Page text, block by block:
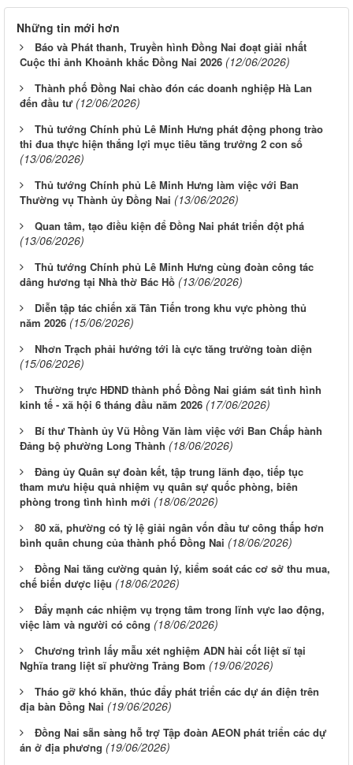
Những tin mới hơn
Báo và Phát thanh, Truyền hình Đồng Nai đoạt giải nhất
Cuộc thi ảnh Khoảnh khắc Đồng Nai 2026 (12/06/2026)
Thành phố Đồng Nai chào đón các doanh nghiệp Hà Lan
đến đầu tư (12/06/2026)
Thủ tướng Chính phủ Lê Minh Hưng phát động phong trào
thi đua thực hiện thắng lợi mục tiêu tăng trưởng 2 con số
(13/06/2026)
Thủ tướng Chính phủ Lê Minh Hưng làm việc với Ban
Thường vụ Thành ủy Đồng Nai (13/06/2026)
Quan tâm, tạo điều kiện để Đồng Nai phát triển đột phá
(13/06/2026)
Thủ tướng Chính phủ Lê Minh Hưng cùng đoàn công tác
dâng hương tại Nhà thờ Bác Hồ (13/06/2026)
Diễn tập tác chiến xã Tân Tiến trong khu vực phòng thủ
năm 2026 (15/06/2026)
Nhơn Trạch phải hướng tới là cực tăng trưởng toàn diện
(15/06/2026)
Thường trực HĐND thành phố Đồng Nai giám sát tình hình
kinh tế - xã hội 6 tháng đầu năm 2026 (17/06/2026)
Bí thư Thành ủy Vũ Hồng Văn làm việc với Ban Chấp hành
Đảng bộ phường Long Thành (18/06/2026)
Đảng ủy Quân sự đoàn kết, tập trung lãnh đạo, tiếp tục
tham mưu hiệu quả nhiệm vụ quân sự quốc phòng, biên
phòng trong tình hình mới (18/06/2026)
80 xã, phường có tỷ lệ giải ngân vốn đầu tư công thấp hơn
bình quân chung của thành phố Đồng Nai (18/06/2026)
Đồng Nai tăng cường quản lý, kiểm soát các cơ sở thu mua,
chế biến dược liệu (18/06/2026)
Đẩy mạnh các nhiệm vụ trọng tâm trong lĩnh vực lao động,
việc làm và người có công (18/06/2026)
Chương trình lấy mẫu xét nghiệm ADN hài cốt liệt sĩ tại
Nghĩa trang liệt sĩ phường Trảng Bom (19/06/2026)
Tháo gỡ khó khăn, thúc đẩy phát triển các dự án điện trên
địa bàn Đồng Nai (19/06/2026)
Đồng Nai sẵn sàng hỗ trợ Tập đoàn AEON phát triển các dự
án ở địa phương (19/06/2026)